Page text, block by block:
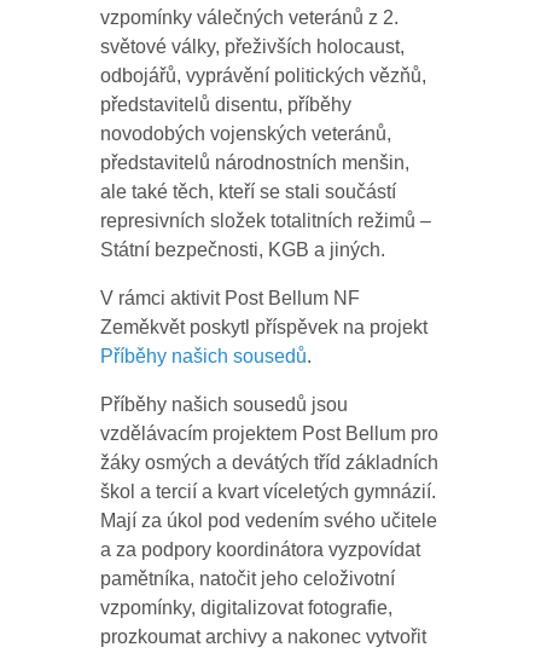
vzpomínky válečných veteránů z 2.
světové války, přeživších holocaust,
odbojářů, vyprávění politických vězňů,
představitelů disentu, příběhy
novodobých vojenských veteránů,
představitelů národnostních menšin,
ale také těch, kteří se stali součástí
represivních složek totalitních režimů –
Státní bezpečnosti, KGB a jiných.
V rámci aktivit Post Bellum NF
Zeměkvět poskytl příspěvek na projekt
Příběhy našich sousedů.
Příběhy našich sousedů jsou
vzdělávacím projektem Post Bellum pro
žáky osmých a devátých tříd základních
škol a tercií a kvart víceletých gymnázií.
Mají za úkol pod vedením svého učitele
a za podpory koordinátora vyzpovídat
pamětníka, natočit jeho celoživotní
vzpomínky, digitalizovat fotografie,
prozkoumat archivy a nakonec vytvořit